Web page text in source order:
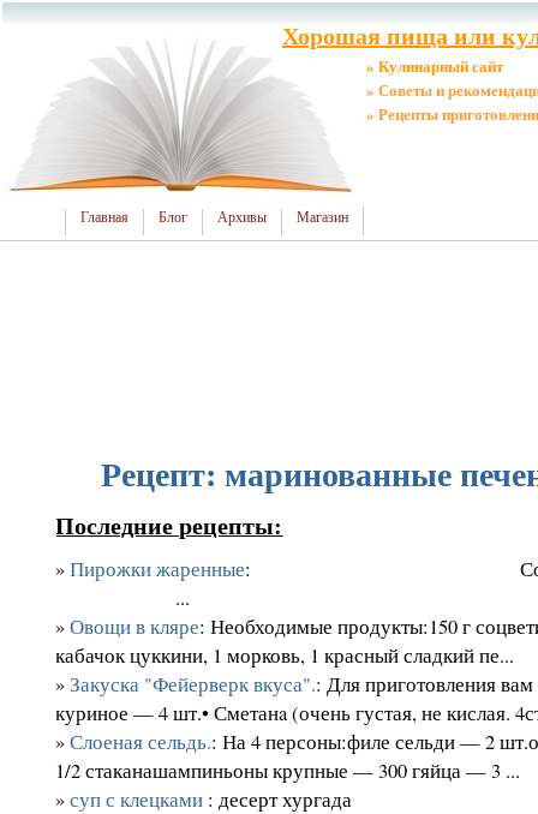
Хорошая пища или
» Кулинарный сайт
» Советы и
» Рецепты
Главная Блог Архивы Магазин
Рецепт: маринованные
Последние рецепты:
»Пирожки жаренные:
...
»Овощи в кляре: Необходимые продукты:150 г
кабачок цуккини, 1 морковь, 1 красный сладкий пе...
»Закуска "Фейерверк вкуса".: Для приготовления
куриное — 4 шт.• Сметанa (очень густая, не кислая.
»Слоеная сельдь.: На 4 персоны:филе сельди — 2
1/2 стаканашампиньоны крупные — 300 гяйца — 3 ...
»суп с клецками : десерт хургада